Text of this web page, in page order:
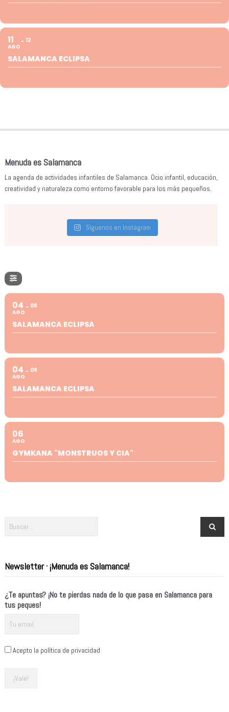
11
AGO
12
SALAMANCA ECLIPSA
Menuda es Salamanca
La agenda de actividades infantiles de Salamanca. Ocio infantil, educación,
creatividad y naturaleza como entorno favorable para los más pequeños.
Síguenos en Instagram
04
AGO
08
SALAMANCA ECLIPSA
04
AGO
08
SALAMANCA ECLIPSA
06
AGO
GYMKANA "MONSTRUOS Y CIA"
Newsletter · ¡Menuda es Salamanca!
¿Te apuntas? ¡No te pierdas nada de lo que pasa en Salamanca para
tus peques!
Acepto la política de privacidad